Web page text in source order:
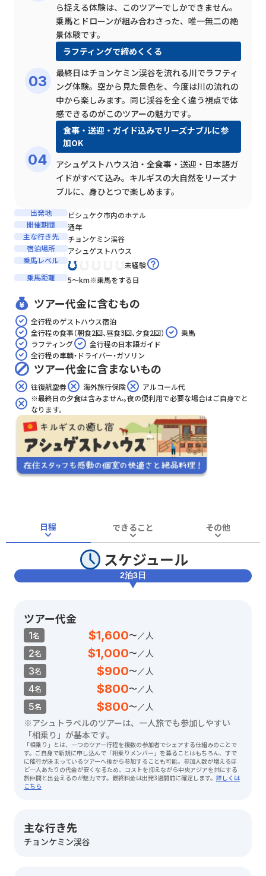
出発地
ビシュケク市内のホテル
開催期間
通年
主な行き先
チョンケミン渓谷
宿泊場所
アシュゲストハウス
乗馬レベル
未経験
乗馬距離
5〜km※乗馬をする日
ら捉える体験は、このツアーでしかできません。
乗馬とドローンが組み合わさった、唯一無二の絶
景体験です。
ラフティングで締めくくる
最終日はチョンケミン渓谷を流れる川でラフティ
ング体験。空から見た景色を、今度は川の流れの
中から楽しみます。同じ渓谷を全く違う視点で体
感できるのがこのツアーの魅力です。
食事・送迎・ガイド込みでリーズナブルに参
加OK
アシュゲストハウス泊・全食事・送迎・日本語ガ
イドがすべて込み。キルギスの大自然をリーズナ
ブルに、身ひとつで楽しめます。
ツアー代金に含むもの
全行程のゲストハウス宿泊
全行程の食事（朝食2回、昼食3回、夕食2回）
乗馬
ラフティング
全行程の日本語ガイド
全行程の車輌・ドライバー・ガソリン
ツアー代金に含まないもの
往復航空券 海外旅行保険
アルコール代
※最終日の夕食は含みません。夜の便利用で必要な場合はご自身でと
なります。
日程 できること その他
スケジュール
2泊3日
ツアー代金
1名 $1,600〜／人
2名 $1,000〜／人
3名 $900〜／人
4名 $800〜／人
5名 $800〜／人
※アシュトラベルのツアーは、一人旅でも参加しやすい
「相乗り」が基本です。
「相乗り」とは、一つのツアー行程を複数の参加者でシェアする仕組みのことで
す。ご自身で新規に申し込んで「相乗りメンバー」を募ることはもちろん、すで
に催行が決まっているツアーへ後から参加することも可能。参加人数が増えるほ
ど一人あたりの代金が安くなるため、コストを抑えながら中央アジアを共にする
旅仲間と出会えるのが魅力です。最終料金は出発3週間前に確定します。 詳しくは
こちら
主な行き先
チョンケミン渓谷